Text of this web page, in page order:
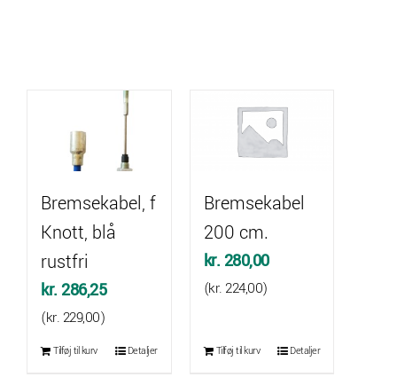
Bremsekabel, f
Knott, blå
rustfri
kr.286,25
(kr. 229,00)
Tilføj til kurv Detaljer
Bremsekabel
200 cm.
kr.280,00
(kr. 224,00)
Tilføj til kurv Detaljer